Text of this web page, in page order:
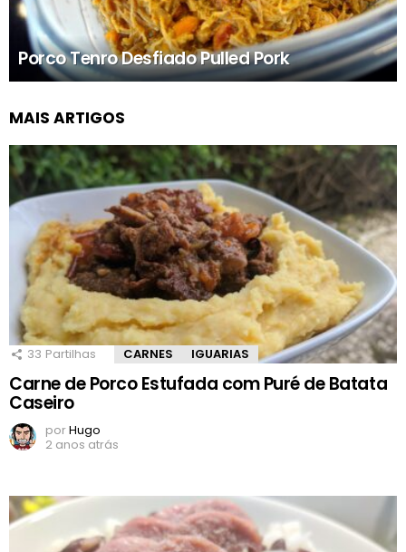
Porco Tenro Desfiado Pulled Pork
MAIS ARTIGOS
33 Partilhas CARNES IGUARIAS
Carne de Porco Estufada com Puré de Batata
Caseiro
porHugo
2 anos atrás